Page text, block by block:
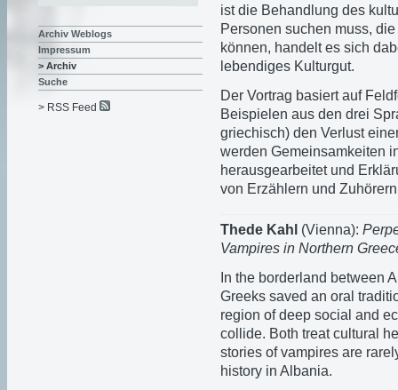
ist die Behandlung des
Personen suchen muss,
können, handelt es sich
lebendiges Kulturgut.
Der Vortrag basiert auf
Beispielen aus den drei
griechisch) den Verlust
werden Gemeinsamkeiten
herausgearbeitet und
von Erzählern und
Thede Kahl (Vienna):
Vampires in Nor­thern
In the borderland between
Greeks saved an oral
region of deep social and
collide. Both treat cultural
stories of vampires are
history in Albania.
Archiv Weblogs
Impressum
> Archiv
Suche
> RSS Feed